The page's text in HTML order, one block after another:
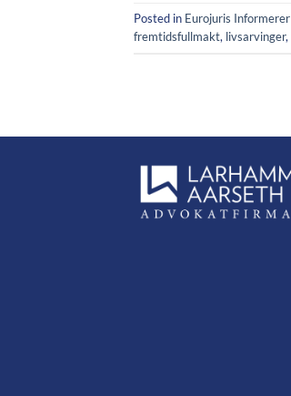
Posted in Eurojuris Informerer
fremtidsfullmakt, livsarvinger,